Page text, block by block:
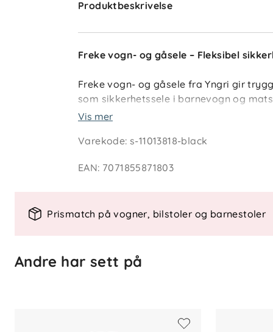
Produktbeskrivelse
Freke vogn- og gåsele – Fleksibel
Freke vogn- og gåsele fra Yngri gir
som sikkerhetssele i barnevogn og
medfølgende håndremmen. Justerbare
aktive familier som ønsker trygghet og
Fordeler ved Freke selen:
Refleksdetaljer
Vis mer
Varekode:s-11013818-black
EAN: 7071855871803
Prismatch på vogner, bilstoler og barnestoler
Andre har sett på